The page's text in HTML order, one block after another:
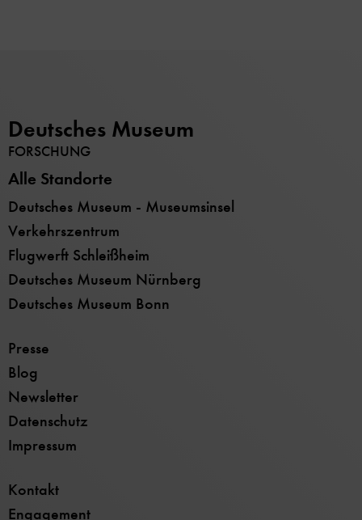
Deutsches Museum
FORSCHUNG
Alle Standorte
Deutsches Museum - Museumsinsel
Verkehrszentrum
Flugwerft Schleißheim
Deutsches Museum Nürnberg
Deutsches Museum Bonn
Presse
Blog
Newsletter
Datenschutz
Impressum
Kontakt
Engagement